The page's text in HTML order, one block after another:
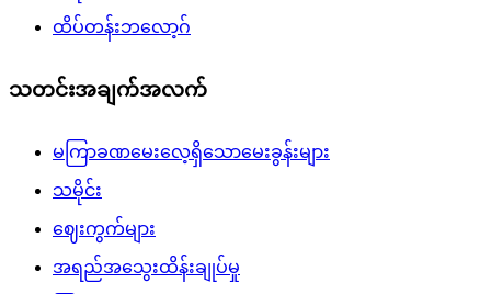
ထိပ်တန်းဘလော့ဂ်
သတင်းအချက်အလက်
မကြာခဏမေးလေ့ရှိသောမေးခွန်းများ
သမိုင်း
ဈေးကွက်များ
အရည်အသွေးထိန်းချုပ်မှု